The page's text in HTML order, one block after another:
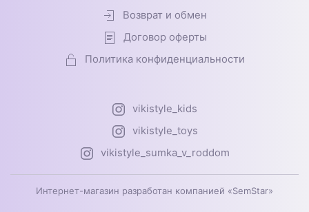
Возврат и обмен
Договор оферты
Политика конфиденциальности
vikistyle_kids
vikistyle_toys
vikistyle_sumka_v_roddom
Интернет-магазин разработан компанией «SemStar»